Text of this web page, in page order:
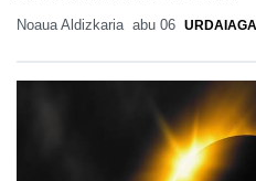
Noaua Aldizkaria abu 06 URDAIAGA